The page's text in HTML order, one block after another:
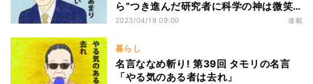
ら”つき進んだ研究者に科学の神は微笑
む
2023/04/18 09:00 連載
暮らし
名言ななめ斬り! 第39回 タモリの名言
「やる気のある者は去れ」